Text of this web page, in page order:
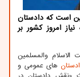
است كه دادستان
امروز كشور بر
والمسلمین
های عمومی و